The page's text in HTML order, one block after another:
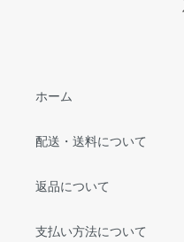
ホーム
配送・送料について
返品について
支払い方法について